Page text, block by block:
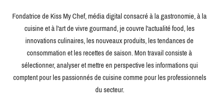
Fondatrice de Kiss My Chef, média digital consacré à la gastronomie, à la
cuisine et à l'art de vivre gourmand, je couvre l'actualité food, les
innovations culinaires, les nouveaux produits, les tendances de
consommation et les recettes de saison. Mon travail consiste à
sélectionner, analyser et mettre en perspective les informations qui
comptent pour les passionnés de cuisine comme pour les professionnels
du secteur.